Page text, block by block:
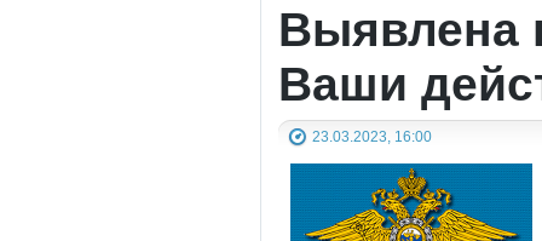
Выявлена
Ваши
23.03.2023, 16:00